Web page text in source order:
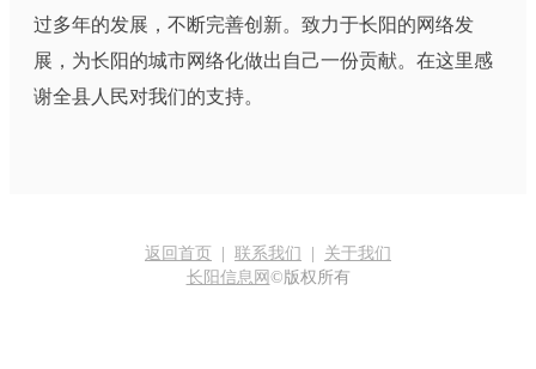
过多年的发展，不断完善创新。致力于长阳的网络发
展，为长阳的城市网络化做出自己一份贡献。在这里感
谢全县人民对我们的支持。
返回首页 联系我们
关于我们
长阳信息网 ©版权所有